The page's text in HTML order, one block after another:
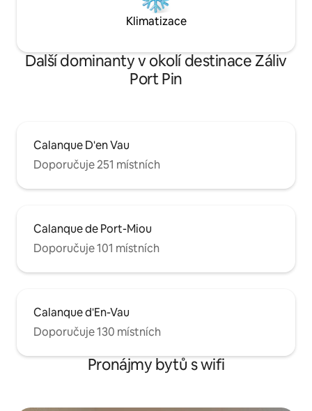
Klimatizace
Další dominanty v okolí destinace Záliv
Port Pin
Calanque D'en Vau
Doporučuje 251 místních
Calanque de Port-Miou
Doporučuje 101 místních
Calanque d'En-Vau
Doporučuje 130 místních
Pronájmy bytů s wifi